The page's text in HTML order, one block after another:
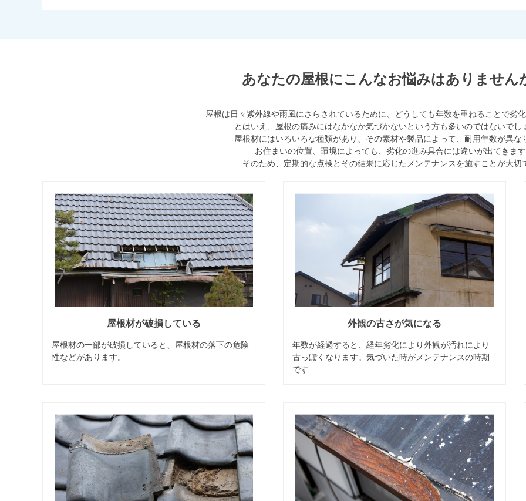
あなたの屋根にこんなお悩みはありません
屋根は日々紫外線や雨風にさらされているために、どうしても年数を重ねることで劣
とはいえ、屋根の痛みにはなかなか気づかないという方も多いのではないでし
屋根材にはいろいろな種類があり、その素材や製品によって、耐用年数が異な
お住まいの位置、環境によっても、劣化の進み具合には違いが出てきま
そのため、定期的な点検とその結果に応じたメンテナンスを施すことが大切
屋根材が破損している
屋根材の一部が破損していると、屋根材の落下の危険
性などがあります。
外観の古さが気になる
年数が経過すると、経年劣化により外観が汚れにより
古っぽくなります。気づいた時がメンテナンスの時期
です